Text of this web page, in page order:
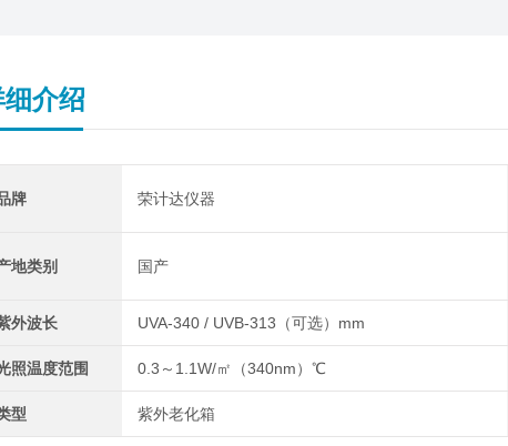
介绍
牌 荣计达仪器
地类别 国产
外波长 UVA-340 / UVB-313（可选）mm
照温度范围 0.3～1.1W/㎡（340nm）℃
型 紫外老化箱